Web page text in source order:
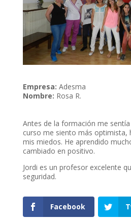
Empresa: Adesma
Nombre: Rosa R.
Antes de la formación me
curso me siento más optimista,
mis miedos. He aprendido
cambiado en positivo.
Jordi es un profesor excelente
seguridad.
Facebook